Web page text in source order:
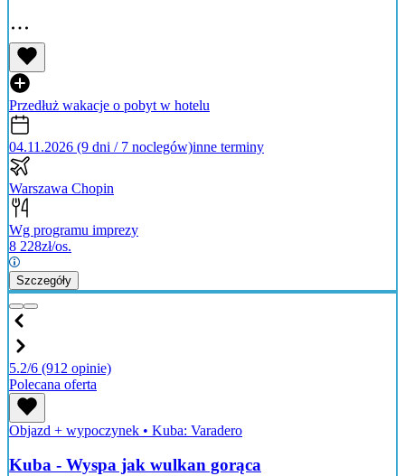
Przedłuż wakacje o pobyt w hotelu
04.11.2026 (9 dni / 7 noclegów)inne terminy
Warszawa Chopin
Wg programu imprezy
8 228zł/os.
Szczegóły
5.2/6 (912 opinie)
Polecana oferta
Objazd + wypoczynek • Kuba: Varadero
Kuba - Wyspa jak wulkan gorąca